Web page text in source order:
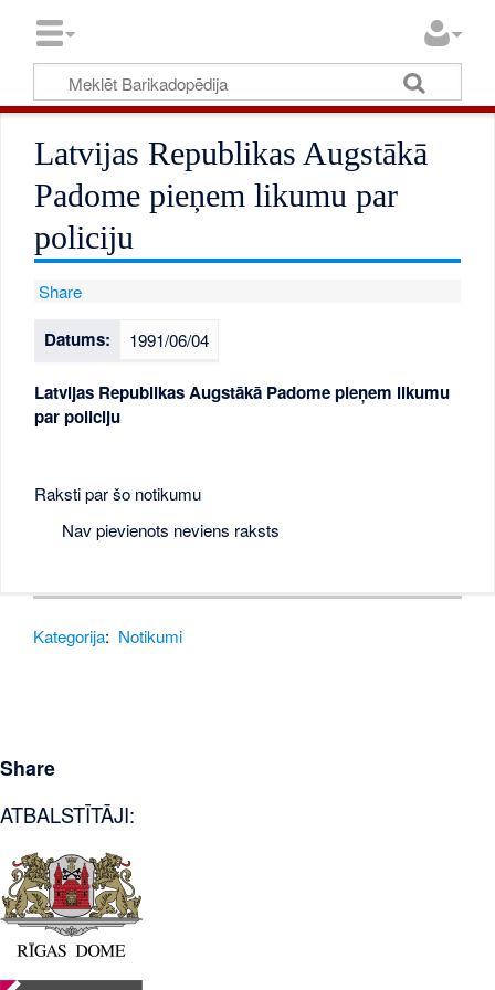
Latvijas Republikas Augstākā
Padome pieņem likumu par
policiju
Share
Datums: 1991/06/04
Latvijas Republikas Augstākā Padome pieņem likumu
par policiju
Raksti par šo notikumu
Nav pievienots neviens raksts
Kategorija: Notikumi
Share
ATBALSTĪTĀJI: